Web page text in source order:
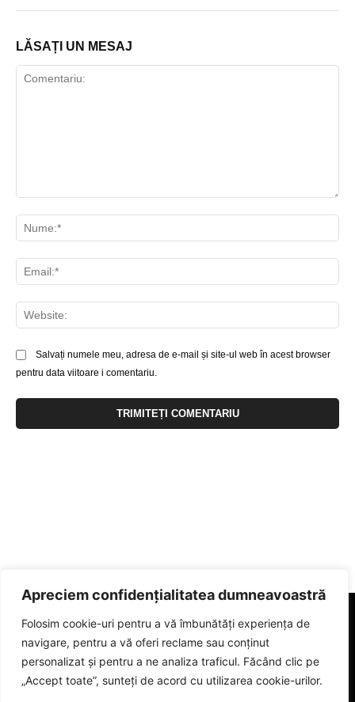
Apreciem confidențialitatea dumneavoastră
Folosim cookie-uri pentru a vă îmbunătăți experiența de
navigare, pentru a vă oferi reclame sau conținut
personalizat și pentru a ne analiza traficul. Făcând clic pe
„Accept toate”, sunteți de acord cu utilizarea cookie-urilor.
LĂSAȚI UN MESAJ
Salvați numele meu, adresa de e-mail și site-ul web în acest browser
pentru data viitoare i comentariu.